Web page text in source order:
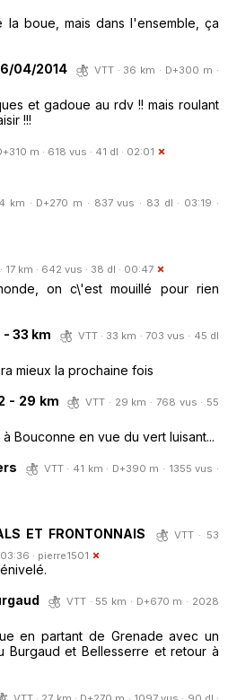
boue, mais dans l'ensemble, ça
04/2014
VTT · 36 km · D+300 m ·
et gadoue au rdv !! mais roulant
!!!
m · 618 vus · 41 dl · 02:01
km · D+270 m · 837 vus · 83 dl · 03:19 ·
17 km · 642 vus · 38 dl · 00:47
on c\'est mouillé pour rien
- 33 km
VTT · 33 km · 703 vus · 45 dl
mieux la prochaine fois
- 29 km
VTT · 29 km · 768 vus · 55
Bouconne en vue du vert luisant...
VTT · 41 km · D+390 m · 1355 vus ·
ET FRONTONNAIS
VTT · 53
· pierre1501
VTT · 55 km · D+670 m · 2028
en partant de Grenade avec un
Burgaud et Bellesserre et retour à